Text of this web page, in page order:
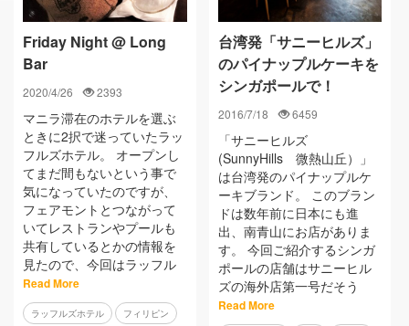
Friday Night @ Long
Bar
2020/4/26 2393
マニラ滞在のホテルを選ぶ
ときに2択で迷っていたラッ
フルズホテル。 オープンし
てまだ間もないという事で
気になっていたのですが、
フェアモントとつながって
いてレストランやプールも
共有しているとかの情報を
見たので、今回はラッフル
Read More
ラッフルズホテル フィリピン
台湾発「サニーヒルズ」
のパイナップルケーキを
シンガポールで！
2016/7/18 6459
「サニーヒルズ
(SunnyHills 微熱山丘）」
は台湾発のパイナップルケ
ーキブランド。 このブラン
ドは数年前に日本にも進
出、南青山にお店がありま
す。 今回ご紹介するシンガ
ポールの店舗はサニーヒル
ズの海外店第一号だそう
Read More